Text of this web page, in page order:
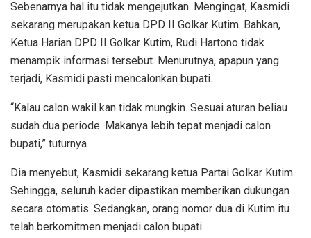
Sebenarnya hal itu tidak mengejutkan. Mengingat, Kasmidi
sekarang merupakan ketua DPD II Golkar Kutim. Bahkan,
Ketua Harian DPD II Golkar Kutim, Rudi Hartono tidak
menampik informasi tersebut. Menurutnya, apapun yang
terjadi, Kasmidi pasti mencalonkan bupati.
“Kalau calon wakil kan tidak mungkin. Sesuai aturan beliau
sudah dua periode. Makanya lebih tepat menjadi calon
bupati,” tuturnya.
Dia menyebut, Kasmidi sekarang ketua Partai Golkar Kutim.
Sehingga, seluruh kader dipastikan memberikan dukungan
secara otomatis. Sedangkan, orang nomor dua di Kutim itu
telah berkomitmen menjadi calon bupati.